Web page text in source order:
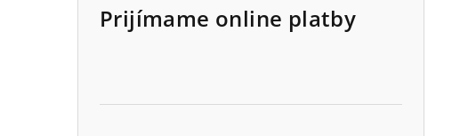
Prijímame online platby